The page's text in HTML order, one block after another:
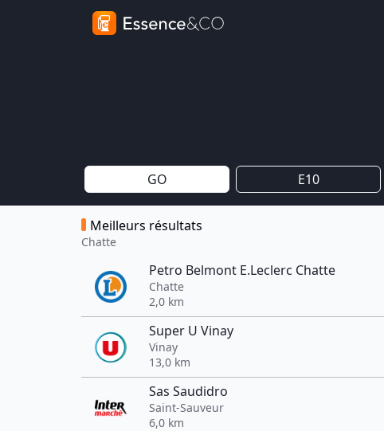
GO E10
Meilleurs résultats
Chatte
Petro Belmont E.Leclerc Chatte
Chatte
2,0 km
Super U Vinay
Vinay
13,0 km
Sas Saudidro
Saint-Sauveur
6,0 km